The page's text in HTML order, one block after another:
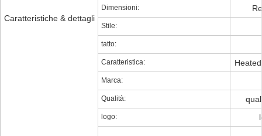
Caratteristiche & dettagli
Dimensioni:
Stile:
tatto:
Caratteristica:
Marca:
Qualità:
logo: